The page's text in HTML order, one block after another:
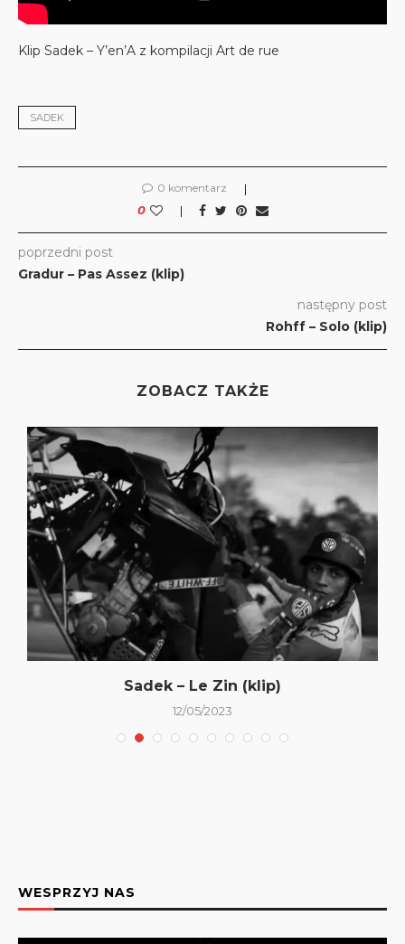
Klip Sadek – Y’en’A z kompilacji Art de rue
SADEK
0 komentarz
0
poprzedni post
Gradur – Pas Assez (klip)
następny post
Rohff – Solo (klip)
ZOBACZ TAKŻE
Sadek – Le Zin (klip)
12/05/2023
WESPRZYJ NAS